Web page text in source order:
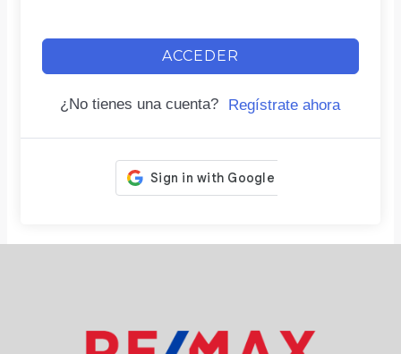
ACCEDER
¿No tienes una cuenta? Regístrate ahora